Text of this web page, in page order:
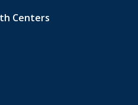
Centers